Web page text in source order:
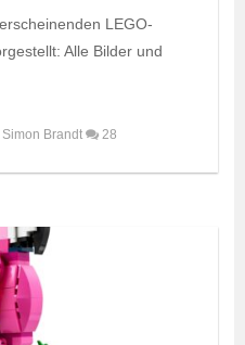
LEGO-
Alle Bilder und
Simon Brandt 28